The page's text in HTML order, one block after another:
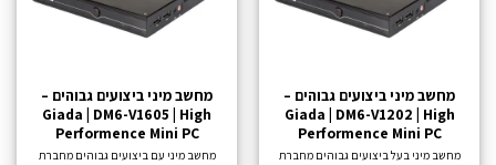
מחשב מיני ביצועים גבוהים –
Giada | DM6-V1202 | High
Performence Mini PC
מחשב מיני בעל ביצועים גבוהים מחברת
מחשב מיני ביצועים גבוהים –
Giada | DM6-V1605 | High
Performence Mini PC
מחשב מיני עם ביצועים גבוהים מחברת